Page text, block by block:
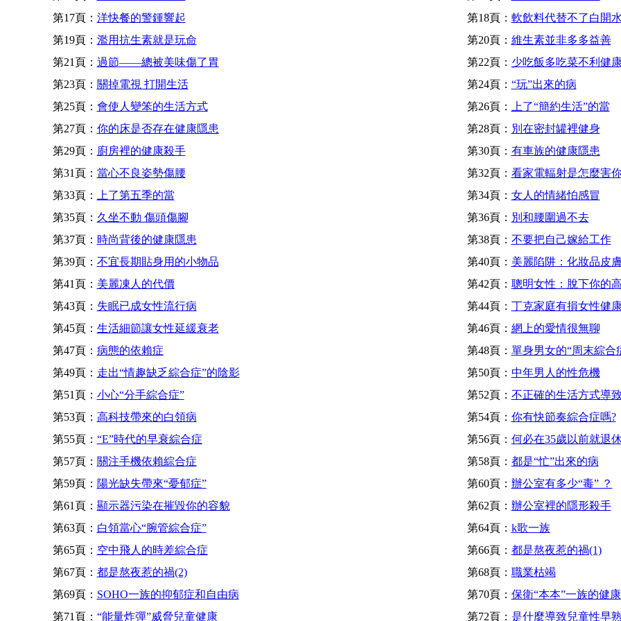
第17頁： 洋快餐的警鍾響起 第18頁： 軟飲料代替不了白開水
第19頁： 濫用抗生素就是玩命 第20頁： 維生素並非多多益善
第21頁： 過節——總被美味傷了胃 第22頁： 少吃飯多吃菜不利健
第23頁： 關掉電視 打開生活 第24頁： “玩”出來的病
第25頁： 會使人變笨的生活方式 第26頁：
上了“簡約生活”的當
第27頁： 你的床是否存在健康隱患 第28頁： 別在密封罐裡健身
第29頁： 廚房裡的健康殺手 第30頁： 有車族的健康隱患
第31頁： 當心不良姿勢傷腰 第32頁： 看家電輻射是怎麼害
第33頁：
上了第五季的當 第34頁： 女人的情緒怕感冒
第35頁： 久坐不動 傷頭傷腳 第36頁： 別和腰圍過不去
第37頁： 時尚背後的健康隱患 第38頁： 不要把自己嫁給工作
第39頁： 不宜長期貼身用的小物品 第40頁： 美麗陷阱：化妝品皮
第41頁： 美麗凍人的代價 第42頁： 聰明女性：脫下你的
第43頁： 失眠已成女性流行病 第44頁： 丁克家庭有損女性健
第45頁： 生活細節讓女性延緩衰老 第46頁： 網上的愛情很無聊
第47頁： 病態的依賴症 第48頁： 單身男女的“周末綜合
第49頁： 走出“情趣缺乏綜合症”的陰影 第50頁： 中年男人的性危機
第51頁： 小心“分手綜合症” 第52頁： 不正確的生活方式導
第53頁： 高科技帶來的白領病 第54頁： 你有快節奏綜合症嗎?
第55頁： “E”時代的早衰綜合症 第56頁： 何必在35歲以前就退
第57頁： 關注手機依賴綜合症 第58頁： 都是“忙”出來的病
第59頁： 陽光缺失帶來“憂郁症” 第60頁： 辦公室有多少“毒” ？
第61頁： 顯示器污染在摧毀你的容貌 第62頁： 辦公室裡的隱形殺手
第63頁： 白領當心“腕管綜合症” 第64頁： k歌一族
第65頁： 空中飛人的時差綜合症 第66頁： 都是熬夜惹的禍(1)
第67頁： 都是熬夜惹的禍(2) 第68頁： 職業枯竭
第69頁： SOHO一族的抑郁症和自由病 第70頁： 保衛“本本”一族的健康
第71頁： “能量炸彈”威脅兒童健康 第72頁： 是什麼導致兒童性早